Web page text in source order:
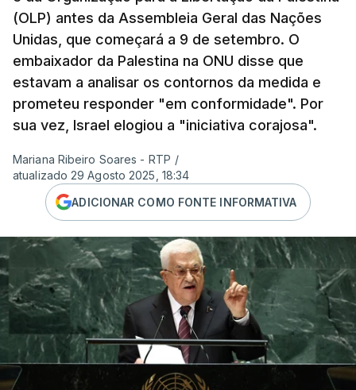
(OLP) antes da Assembleia Geral das Nações
Unidas, que começará a 9 de setembro. O
embaixador da Palestina na ONU disse que
estavam a analisar os contornos da medida e
prometeu responder "em conformidade". Por
sua vez, Israel elogiou a "iniciativa corajosa".
Mariana Ribeiro Soares - RTP /
atualizado 29 Agosto 2025, 18:34
ADICIONAR COMO FONTE INFORMATIVA